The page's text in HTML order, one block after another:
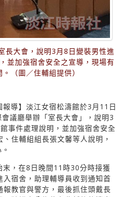
長大會，說明3月8日變裝男性進
並加強宿舍安全之宣導，現場有
（圖／住輔組提供）
報導】淡江女宿松濤館於3月11日
議廳舉辦「室長大會」，說明3
事件處理說明，並加強宿舍安全
住輔組組長張文馨等人說明，
末，在8日晚間11時30分時接獲
宿舍，助理輔導員收到通知首
教官與警方，最後抓住頭戴長